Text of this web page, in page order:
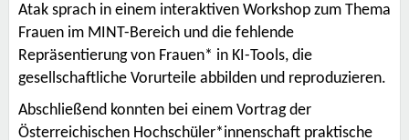
Atak sprach in einem interaktiven Workshop zum Thema
Frauen im MINT-Bereich und die fehlende
Repräsentierung von Frauen* in KI-Tools, die
gesellschaftliche Vorurteile abbilden und reproduzieren.
Abschließend konnten bei einem Vortrag der
Österreichischen Hochschüler*innenschaft praktische